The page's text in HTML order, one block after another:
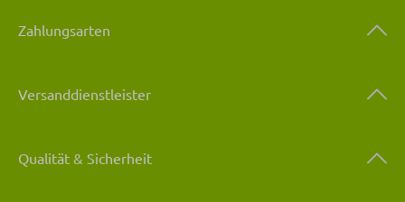
Zahlungsarten
Versanddienstleister
Qualität & Sicherheit